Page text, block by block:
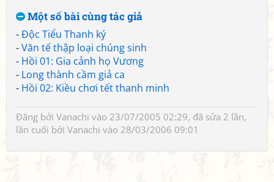
Một số bài cùng tác giả
-Độc Tiểu Thanh ký
-Văn tế thập loại chúng sinh
- Hồi 01: Gia cảnh họ Vương
- Long thành cầm giả ca
- Hồi 02: Kiều chơi tết thanh minh
Đăng bởi Vanachi vào 23/07/2005 02:29, đã sửa 2 lần,
lần cuối bởi Vanachi vào 28/03/2006 09:01